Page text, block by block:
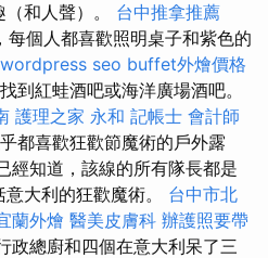
和人聲）。 台中推拿推薦
個人都喜歡照明桌子和紫色的
wordpress seo buffet外燴價格
到紅蛙酒吧或海洋廣場酒吧。
護理之家 永和 記帳士 會計師
都喜歡狂歡節魔術的戶外露
經知道，該線的所有隊長都是
大利的狂歡魔術。 台中市北
蘭外燴 醫美皮膚科 辦護照要帶
政總廚和四個在意大利呆了三